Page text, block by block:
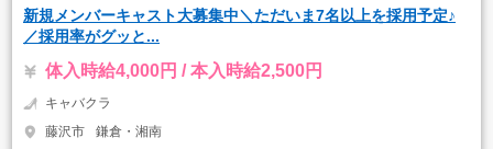
新規メンバーキャスト大募集中＼ただいま7名以上を採用予定♪
／採用率がグッと...
体入時給4,000円 / 本入時給2,500円
キャバクラ
藤沢市
鎌倉・湘南